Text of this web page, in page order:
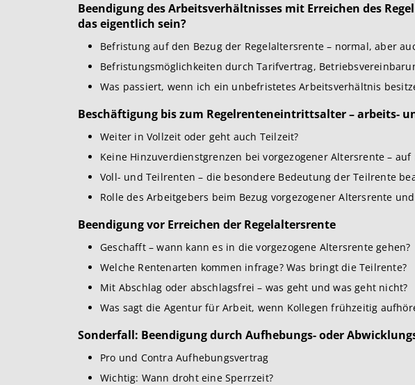
Beendigung des Arbeitsverhältnisses mit Erreichen des
das eigentlich sein?
Befristung auf den Bezug der Regelaltersrente – normal, aber
Befristungsmöglichkeiten durch Tarifvertrag,
Was passiert, wenn ich ein unbefristetes Arbeitsverhältnis
Beschäftigung bis zum Regelrenteneintrittsalter – arbeits-
Weiter in Vollzeit oder geht auch Teilzeit?
Keine Hinzuverdienstgrenzen bei vorgezogener Altersrente – auf
Voll- und Teilrenten – die besondere Bedeutung der Teilrente
Rolle des Arbeitgebers beim Bezug vorgezogener Altersrente
Beendigung vor Erreichen der Regelaltersrente
Geschafft – wann kann es in die vorgezogene Altersrente gehen?
Welche Rentenarten kommen infrage? Was bringt die Teilrente?
Mit Abschlag oder abschlagsfrei – was geht und was geht nicht?
Was sagt die Agentur für Arbeit, wenn Kollegen frühzeitig
Sonderfall: Beendigung durch Aufhebungs- oder
Pro und Contra Aufhebungsvertrag
Wichtig: Wann droht eine Sperrzeit?